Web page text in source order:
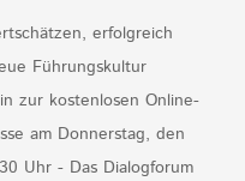
erfolgreich
Führungskultur
zur kostenlosen Online-
am Donnerstag, den
Uhr - Das Dialogforum